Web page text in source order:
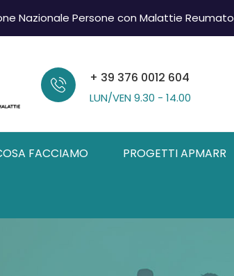
Nazionale Persone con Malattie
+ 39 376 0012 604
LUN/VEN9.30 - 14.00
FACCIAMO PROGETTI APMARR